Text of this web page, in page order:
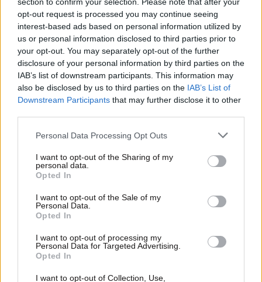
opt-out request is processed you may continue seeing
interest-based ads based on personal information utilized by
us or personal information disclosed to third parties prior to
your opt-out. You may separately opt-out of the further
disclosure of your personal information by third parties on the
IAB’s list of downstream participants. This information may
also be disclosed by us to third parties on the IAB’s List of
Downstream Participants that may further disclose it to other
Please note that this website/app uses one or more Google
not limited to your visit or usage behaviour. You may click to
grant or deny consent to Google and its third-party tags to
use your data for below specified purposes in below Google
consent section.
Personal Data Processing Opt Outs
I want to opt-out of the Sharing of my
personal data.
Opted In
I want to opt-out of the Sale of my
Personal Data.
Opted In
I want to opt-out of processing my
Personal Data for Targeted Advertising.
Opted In
I want to opt-out of Collection, Use,
10·05·2026 19:10
Metallica: Ο Γιώργος Καρράς από τις «Τρύπες» απάντησε
για το «Δεν χωράς πουθενά» – Τελικά… κάπου χωράμε